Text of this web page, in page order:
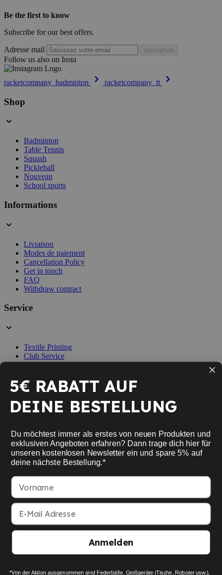
Be the first to know
Subscribe for our best offers.
Adresse mail Inscription
Follow us also on Insta
racketcompany_badminton racketcompany_tt
Shop
Badminton
Table Tennis
Squash
Pickleball
Nouveau
School sports
Informations
Livraison
Modes de paiement
Cancellation Policy
Get in touch
FAQ
Withdraw contract
Service
Textile Printing
Club Service
Racket Service
Expert Advice
Badminton Test Rackets
Mon compte
Se connecter Créer un compte
Retail Store
63067 Offenbach
Parking available
MasterCard
Paypal
Apple Pay
5€ RABATT AUF
DEINE BESTELLUNG
Du möchtest immer als erstes von neuen Produkten und
exklusiven Angeboten erfahren? Dann trage dich hier für
unseren kostenlosen Newsletter ein und spare 5% auf
deine nächste Bestellung.*
Vorname
E-Mail Adresse
Anmelden
*Von der Aktion ausgenommen sind Federbälle, Großgeräte (Tische, Roboter usw.),